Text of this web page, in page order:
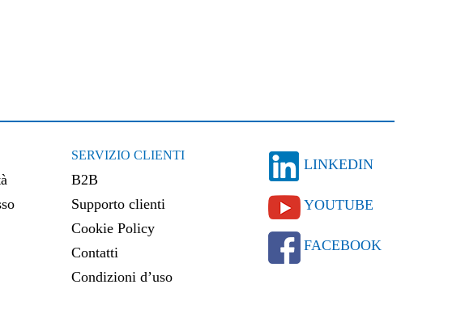
SERVIZIO CLIENTI
B2B
Supporto clienti
Cookie Policy
Contatti
Condizioni d’uso
LINKEDIN
YOUTUBE
FACEBOOK